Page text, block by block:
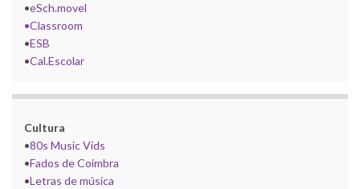
•eSch.movel
•Classroom
•ESB
•Cal.Escolar
Cultura
•80s Music Vids
•Fados de Coimbra
•Letras de música